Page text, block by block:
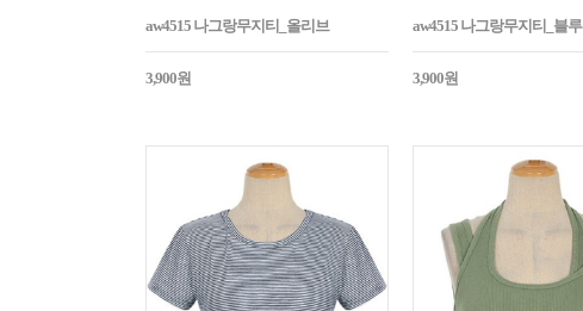
aw4515 나그랑무지티_올리브
3,900원
aw4515 나그랑무지티_블루
3,900원